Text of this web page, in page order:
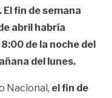
fin de semana
abril habría
de la noche del
del lunes.
Nacional, el fin de